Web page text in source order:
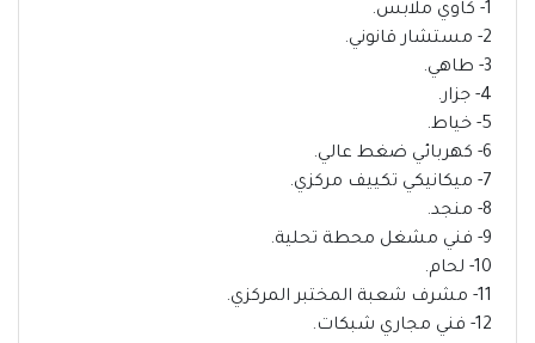
1- كاوي ملابس.
2- مستشار قانوني.
3- طاهي.
4- جزار.
5- خياط.
6- كهربائي ضغط عالي.
7- ميكانيكي تكييف مركزي.
8- منجد.
9- فني مشغل محطة تحلية.
10- لحام.
11- مشرف شعبة المختبر المركزي.
12- فني مجاري شبكات.